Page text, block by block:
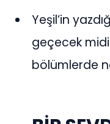
Yeşil’in
geçecek
bölümlerde